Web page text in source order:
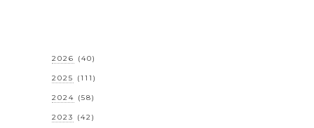
2026 (40)
2025 (111)
2024 (58)
2023 (42)